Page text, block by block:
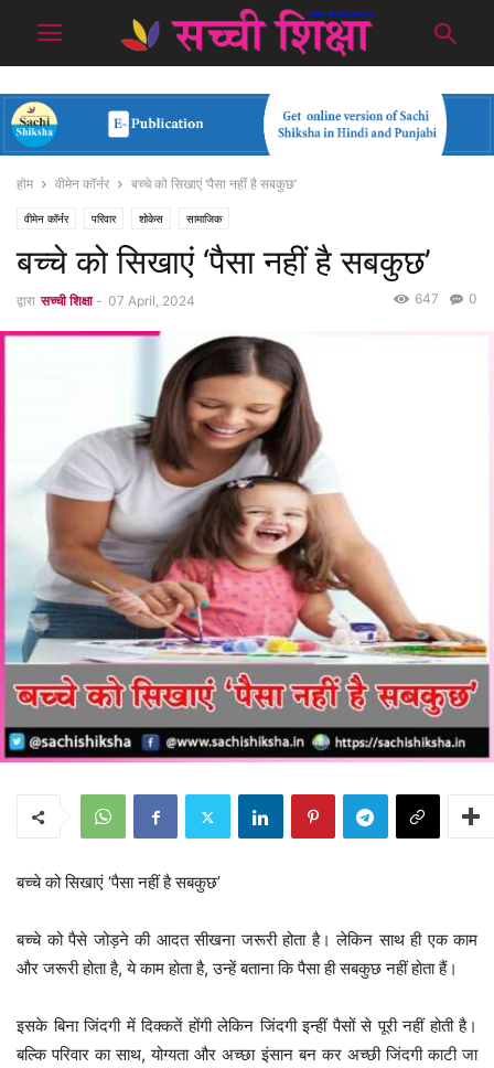
होम वीमेन कॉर्नर बच्चे को सिखाएं ‘पैसा नहीं है सबकुछ’
वीमेन कॉर्नर परिवार शोकेस सामाजिक
बच्चे को सिखाएं ‘पैसा नहीं है सबकुछ’
द्वारा सच्ची शिक्षा - 07 April, 2024 0
647
बच्चे को सिखाएं ‘पैसा नहीं है सबकुछ’
बच्चे को पैसे जोड़ने की आदत सीखना जरूरी होता है। लेकिन साथ ही एक काम
और जरूरी होता है, ये काम होता है, उन्हें बताना कि पैसा ही सबकुछ नहीं होता हैं।
इसके बिना जिंदगी में दिक्कतें होंगी लेकिन जिंदगी इन्हीं पैसों से पूरी नहीं होती है।
बल्कि परिवार का साथ, योग्यता और अच्छा इंसान बन कर अच्छी जिंदगी काटी जा